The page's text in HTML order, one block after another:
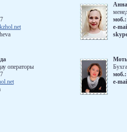
е-
операторы
моб.:
e-